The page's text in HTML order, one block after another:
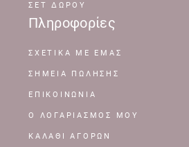
ΣΕΤ ΔΩΡΟΥ
Πληροφορίες
ΣΧΕΤΙΚΆ ΜΕ ΕΜΆΣ
ΣΗΜΕΊΑ ΠΏΛΗΣΗΣ
ΕΠΙΚΟΙΝΩΝΊΑ
Ο ΛΟΓΑΡΙΑΣΜΌΣ ΜΟΥ
ΚΑΛΆΘΙ ΑΓΟΡΏΝ